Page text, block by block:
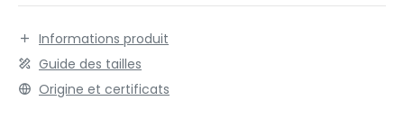
SHOPPING
Informations produit
Guide des tailles
Origine et certificats